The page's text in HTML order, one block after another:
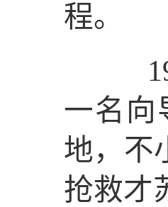
程。
一名向
地，不
抢救才